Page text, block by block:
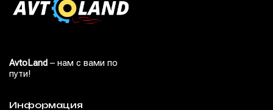
AvtoLand – нам с вами по
пути!
Информация